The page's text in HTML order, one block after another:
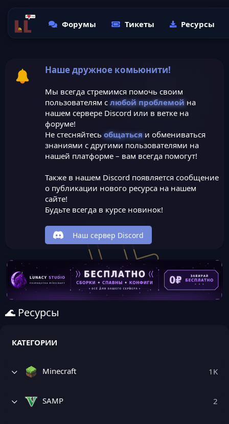
Форумы Тикеты Ресурсы
Наше дружное комьюнити!
Мы всегда стремимся помочь своим
пользователям с любой проблемойна
нашем сервере Discord или в ветке на
форуме!
Не стесняйтесь общатьсяи обмениваться
знаниями с другими пользователями на
нашей платформе – вам всегда помогут!
Также в нашем Discord появляется сообщение
о публикации нового ресурса на нашем
сайте!
Будьте всегда в курсе новинок!
Наш сервер Discord
🌊 Ресурсы
КАТЕГОРИИ
Minecraft 1K
SAMP 2